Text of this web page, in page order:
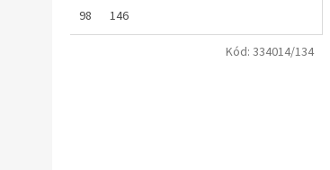
98
146
Kód: 334014/134